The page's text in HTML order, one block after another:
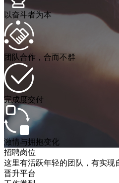
以奋斗者为本
团队合作，合而不群
完成度交付
激情与拥抱变化
招聘岗位
这里有活跃年轻的团队，有实现
晋升平台